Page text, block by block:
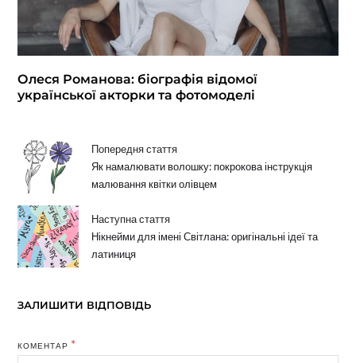
Олеся Романова: біографія відомої
української акторки та фотомоделі
Попередня стаття
Як намалювати волошку: покрокова інструкція
малювання квітки олівцем
Наступна стаття
Нікнейми для імені Світлана: оригінальні ідеї та
латиниця
ЗАЛИШИТИ ВІДПОВІДЬ
КОМЕНТАР *